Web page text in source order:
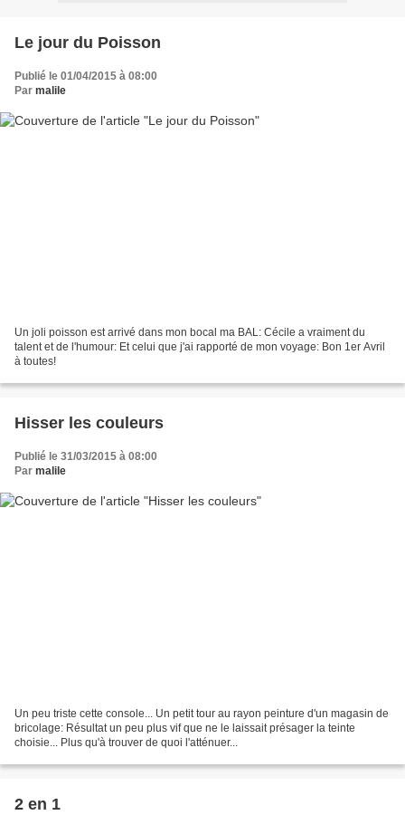
Le jour du Poisson
Publié le 01/04/2015 à 08:00
Par malile
Un joli poisson est arrivé dans mon bocal ma BAL: Cécile a vraiment du
talent et de l'humour: Et celui que j'ai rapporté de mon voyage: Bon 1er Avril
à toutes!
Hisser les couleurs
Publié le 31/03/2015 à 08:00
Par malile
Un peu triste cette console... Un petit tour au rayon peinture d'un magasin de
bricolage: Résultat un peu plus vif que ne le laissait présager la teinte
choisie... Plus qu'à trouver de quoi l'atténuer...
2 en 1